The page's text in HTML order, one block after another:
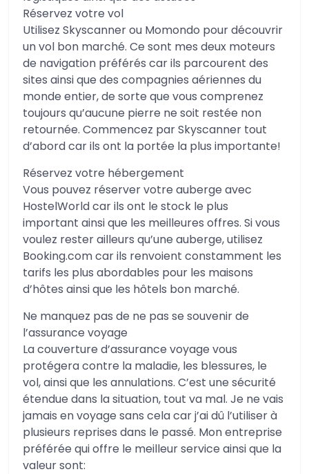
Réservez votre vol
Utilisez Skyscanner ou Momondo pour découvrir
un vol bon marché. Ce sont mes deux moteurs
de navigation préférés car ils parcourent des
sites ainsi que des compagnies aériennes du
monde entier, de sorte que vous comprenez
toujours qu’aucune pierre ne soit restée non
retournée. Commencez par Skyscanner tout
d’abord car ils ont la portée la plus importante!
Réservez votre hébergement
Vous pouvez réserver votre auberge avec
HostelWorld car ils ont le stock le plus
important ainsi que les meilleures offres. Si vous
voulez rester ailleurs qu’une auberge, utilisez
Booking.com car ils renvoient constamment les
tarifs les plus abordables pour les maisons
d’hôtes ainsi que les hôtels bon marché.
Ne manquez pas de ne pas se souvenir de
l’assurance voyage
La couverture d’assurance voyage vous
protégera contre la maladie, les blessures, le
vol, ainsi que les annulations. C’est une sécurité
étendue dans la situation, tout va mal. Je ne vais
jamais en voyage sans cela car j’ai dû l’utiliser à
plusieurs reprises dans le passé. Mon entreprise
préférée qui offre le meilleur service ainsi que la
valeur sont: